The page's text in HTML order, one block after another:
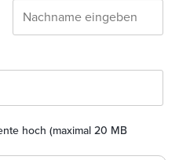
hoch (maximal 20 MB